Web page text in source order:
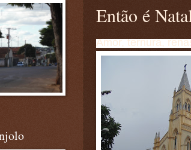
Então é
Amor, ternura,